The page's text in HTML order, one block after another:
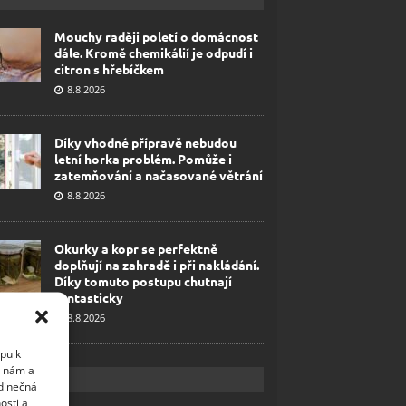
k
a
a
Mouchy raději poletí o domácnost
dále. Kromě chemikálií je odpudí i
citron s hřebíčkem
8.8.2026
Díky vhodné přípravě nebudou
letní horka problém. Pomůže i
zatemňování a načasované větrání
8.8.2026
Okurky a kopr se perfektně
doplňují na zahradě i při nakládání.
Díky tomuto postupu chutnají
fantasticky
8.8.2026